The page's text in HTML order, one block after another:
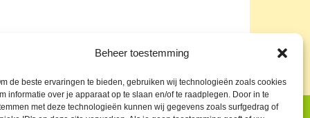
Beheer toestemming
de beste ervaringen te bieden, gebruiken wij technologieën zoals cookies
informatie over je apparaat op te slaan en/of te raadplegen. Door in te
met deze technologieën kunnen wij gegevens zoals surfgedrag of